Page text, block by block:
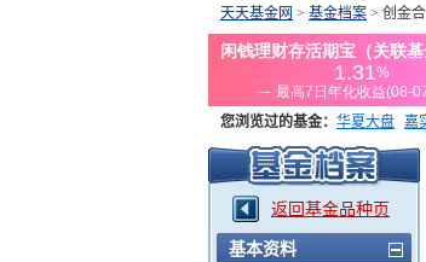
天天基金网 > 基金档案 > 创金
您浏览过的基金： 华夏大盘 嘉
添富优势 华安宏利 上证180价值
返回基金品种页
基本资料